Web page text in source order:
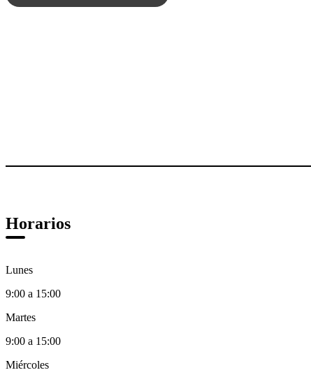
Horarios
Lunes
9:00 a 15:00
Martes
9:00 a 15:00
Miércoles